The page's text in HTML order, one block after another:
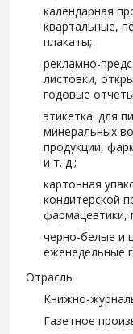
календарная
квартальные,
плакаты;
рекламно-
листовки,
годовые
этикетка: для
минеральных
продукции,
и т. д.;
картонная
кондитерской
фармацевтики,
черно-белые и
еженедельные
Отрасль
Книжно-
Газетное